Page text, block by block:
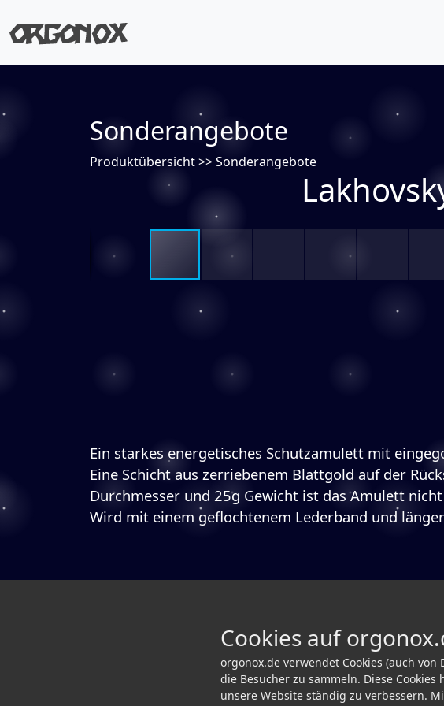
Sonderangebote
Produktübersicht>>Sonderangebote
Ein starkes energetisches Schutzamulett mit
Eine Schicht aus zerriebenem Blattgold auf der
Durchmesser und 25g Gewicht ist das Amulett
Wird mit einem geflochtenem Lederband und
KONTAKT
Cookies auf
orgonox.de verwendet Cookies (auch
die Besucher zu sammeln. Diese
unsere Website ständig zu verbessern.